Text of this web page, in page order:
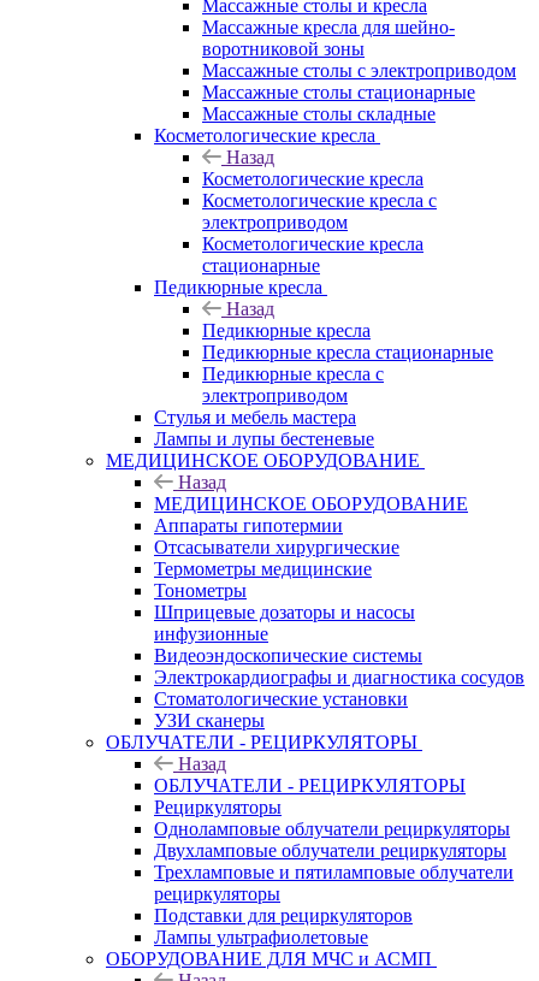
Массажные столы и кресла
Массажные кресла для шейно-
воротниковой зоны
Массажные столы с электроприводом
Массажные столы стационарные
Массажные столы складные
Косметологические кресла
Назад
Косметологические кресла
Косметологические кресла с
электроприводом
Косметологические кресла
стационарные
Педикюрные кресла
Назад
Педикюрные кресла
Педикюрные кресла стационарные
Педикюрные кресла с
электроприводом
Стулья и мебель мастера
Лампы и лупы бестеневые
МЕДИЦИНСКОЕ ОБОРУДОВАНИЕ
Назад
МЕДИЦИНСКОЕ ОБОРУДОВАНИЕ
Аппараты гипотермии
Отсасыватели хирургические
Термометры медицинские
Тонометры
Шприцевые дозаторы и насосы
инфузионные
Видеоэндоскопические системы
Электрокардиографы и диагностика сосудов
Стоматологические установки
УЗИ сканеры
ОБЛУЧАТЕЛИ - РЕЦИРКУЛЯТОРЫ
Назад
ОБЛУЧАТЕЛИ - РЕЦИРКУЛЯТОРЫ
Рециркуляторы
Одноламповые облучатели рециркуляторы
Двухламповые облучатели рециркуляторы
Трехламповые и пятиламповые облучатели
рециркуляторы
Подставки для рециркуляторов
Лампы ультрафиолетовые
ОБОРУДОВАНИЕ ДЛЯ МЧС и АСМП